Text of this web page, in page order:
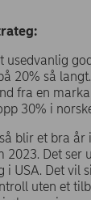
20% så
fra en
30% i
blir et bra år
2023. Det ser
i USA. Det vil
uten et